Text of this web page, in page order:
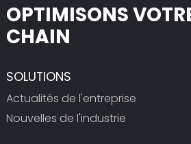
OPTIMISONS
CHAIN
SOLUTIONS
Actualités de l'entreprise
Nouvelles de l'industrie